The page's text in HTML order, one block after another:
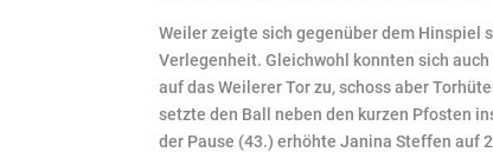
Weiler zeigte sich gegenüber dem Hinspiel
Verlegenheit. Gleichwohl konnten sich
auf das Weilerer Tor zu, schoss aber
setzte den Ball neben den kurzen Pfosten
der Pause (43.) erhöhte Janina Steffen auf